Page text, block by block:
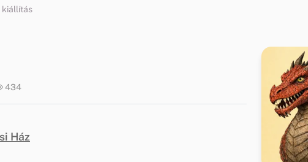
kiállítás
434
Ház